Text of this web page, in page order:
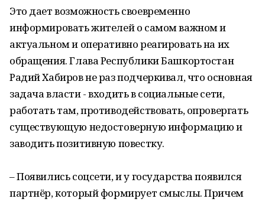
Это дает возможность своевременно
информировать жителей о самом важном и
актуальном и оперативно реагировать на их
обращения. Глава Республики Башкортостан
Радий Хабиров не раз подчеркивал, что основная
задача власти - входить в социальные сети,
работать там, противодействовать, опровергать
существующую недостоверную информацию и
заводить позитивную повестку.
– Появились соцсети, и у государства появился
партнёр, который формирует смыслы. Причем